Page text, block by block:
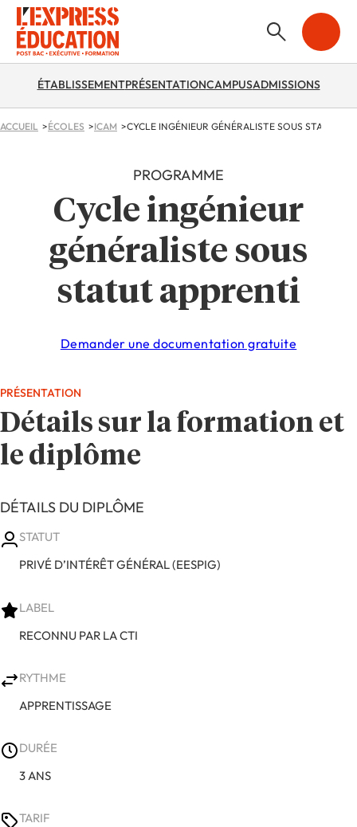
ÉTABLISSEMENTPRÉSENTATIONCAMPUSADMISSIONS
ACCUEIL ÉCOLES ICAM CYCLE INGÉNIEUR GÉNÉRALISTE SOUS STATUT
PROGRAMME
Cycle ingénieur
généraliste sous
statut apprenti
Demander une documentation gratuite
PRÉSENTATION
Détails sur la formation et
le diplôme
DÉTAILS DU DIPLÔME
STATUT
PRIVÉ D’INTÉRÊT GÉNÉRAL (EESPIG)
LABEL
RECONNU PAR LA CTI
RYTHME
APPRENTISSAGE
DURÉE
3 ANS
TARIF